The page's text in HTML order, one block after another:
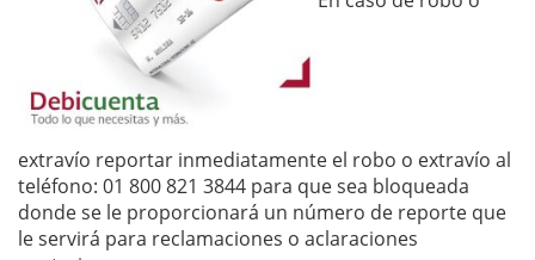
extravío reportar inmediatamente el robo o extravío al
teléfono: 01 800 821 3844 para que sea bloqueada
donde se le proporcionará un número de reporte que
le servirá para reclamaciones o aclaraciones